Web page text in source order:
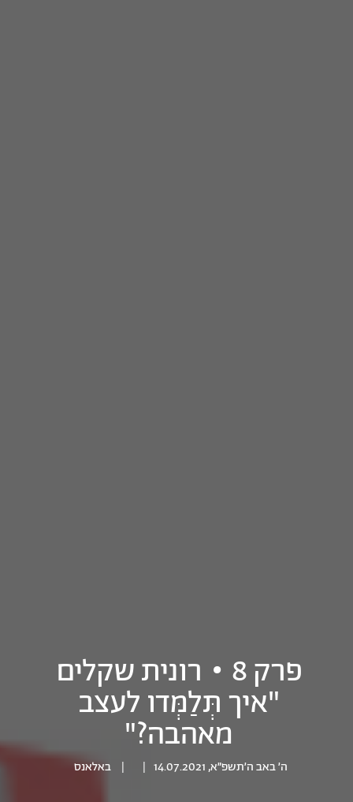
פרק 8 • רונית שקלים
"איך תְּלַמְּדו לעצב
מאהבה?"
ה׳ באב ה׳תשפ״א, 14.07.2021 |
| באלאנס